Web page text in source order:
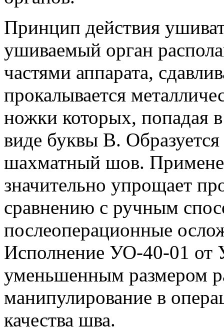
Принцип действия
ушиваемый орган
частями аппарата,
прокалывается
ножки которых, попадая
виде буквы В.
шахматный шов.
значительно упрощает
сравнению с ручным
послеоперационные
Исполнение УО-40-01 от
уменьшенным размером
манипулирование в
качества шва.